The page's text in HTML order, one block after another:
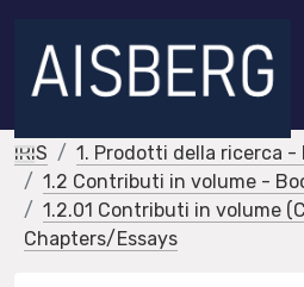
IRIS
1. Prodotti della ricerca -
1.2 Contributi in volume -
1.2.01 Contributi in volume
Chapters/Essays